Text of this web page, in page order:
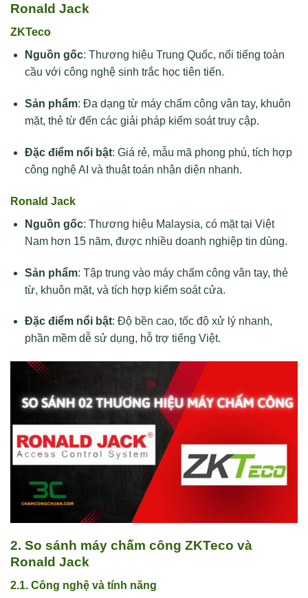
Ronald Jack
ZKTeco
Nguồn gốc: Thương hiệu Trung Quốc, nổi tiếng toàn
cầu với công nghệ sinh trắc học tiên tiến.
Sản phẩm: Đa dạng từ máy chấm công vân tay, khuôn
mặt, thẻ từ đến các giải pháp kiểm soát truy cập.
Đặc điểm nổi bật: Giá rẻ, mẫu mã phong phú, tích hợp
công nghệ AI và thuật toán nhận diện nhanh.
Ronald Jack
Nguồn gốc: Thương hiệu Malaysia, có mặt tại Việt
Nam hơn 15 năm, được nhiều doanh nghiệp tin dùng.
Sản phẩm: Tập trung vào máy chấm công vân tay, thẻ
từ, khuôn mặt, và tích hợp kiểm soát cửa.
Đặc điểm nổi bật: Độ bền cao, tốc độ xử lý nhanh,
phần mềm dễ sử dụng, hỗ trợ tiếng Việt.
2. So sánh máy chấm công ZKTeco và
Ronald Jack
2.1. Công nghệ và tính năng